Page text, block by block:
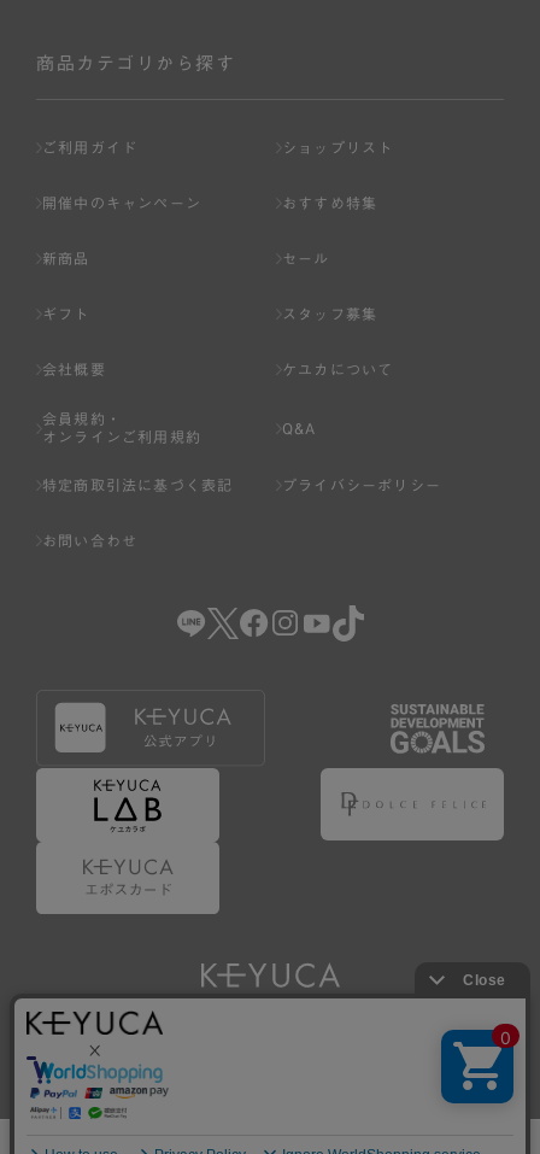
商品カテゴリから探す
ご利用ガイド ショップリスト
開催中のキャンペーン おすすめ特集
新商品 セール
ギフト スタッフ募集
会社概要 ケユカについて
会員規約・
オンラインご利用規約
Q&A
特定商取引法に基づく表記 プライバシーポリシー
お問い合わせ
Copyright © KAWAJUN Co., Ltd. All Rights Reserved.